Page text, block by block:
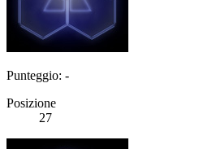
Punteggio: -
Posizione
27